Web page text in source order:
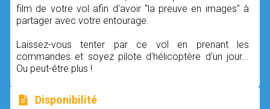
film de votre vol afin d'avoir "la preuve en images" à
partager avec votre entourage.
Laissez-vous tenter par ce vol en prenant les
commandes et soyez pilote d'hélicoptère d'un jour...
Ou peut-être plus !
Disponibilité